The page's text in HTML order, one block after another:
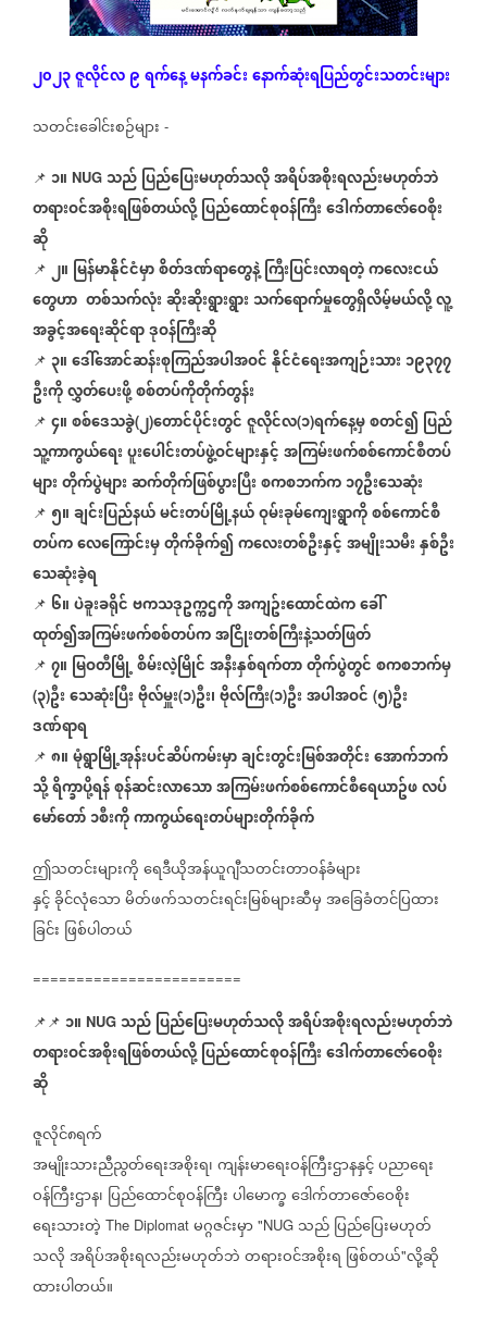
၂၀၂၃ဇူလိုင်လ၉ရက်နေ့မနက်ခင်းနောက်ဆုံးရပြည်တွင်းသတင်းများ
သတင်းခေါင်းစဉ်များ -
📌 ၁။ NUG သည်ပြည်ပြေးမဟုတ်သလိုအရိပ်အစိုးရလည်းမဟုတ်ဘဲ
တရားဝင်အစိုးရဖြစ်တယ်လို့ပြည်ထောင်စုဝန်ကြီးဒေါက်တာဇော်ဝေစိုး
ဆို
📌 ၂။ မြန်မာနိုင်ငံမှာစိတ်ဒဏ်ရာတွေနဲ့ကြီးပြင်းလာရတဲ့ကလေးငယ်
တွေဟာ တစ်သက်လုံးဆိုးဆိုးရွားရွားသက်ရောက်မှုတွေရှိလိမ့်မယ်လို့လူ့
အခွင့်အရေးဆိုင်ရာဒုဝန်ကြီးဆို
📌 ၃။ဒေါ်အောင်ဆန်းစုကြည်အပါအဝင်နိုင်ငံရေးအကျဉ်းသား၁၉၃၇၇
ဦးကိုလွှတ်ပေးဖို့စစ်တပ်ကိုတိုက်တွန်း
📌 ၄။စစ်ဒေသခွဲ(၂)တောင်ပိုင်းတွင်ဇူလိုင်လ(၁)ရက်နေ့မှစတင်၍ပြည်
သူ့ကာကွယ်ရေးပူးပေါင်းတပ်ဖွဲ့ဝင်များနှင့်အကြမ်းဖက်စစ်ကောင်စီတပ်
များတိုက်ပွဲများဆက်တိုက်ဖြစ်ပွားပြီးစကစဘက်က၁၇ဦးသေဆုံး
📌 ၅။ချင်းပြည်နယ်မင်းတပ်မြို့နယ်ဝုမ်းခုမ်ကျေးရွာကိုစစ်ကောင်စီ
တပ်ကလေကြောင်းမှတိုက်ခိုက်၍ကလေးတစ်ဦးနှင့်အမျိုးသမီးနှစ်ဦး
သေဆုံးခဲ့ရ
📌 ၆။ပဲခူးခရိုင်ဗကသဒုဥက္ကဌကိုအကျဥ်းထောင်ထဲကခေါ်
ထုတ်၍အကြမ်းဖက်စစ်တပ်ကအငြိုးတစ်ကြီးနဲ့သတ်ဖြတ်
📌 ၇။ မြဝတီမြို့စိမ်းလဲ့မြိုင်အနီးနှစ်ရက်တာတိုက်ပွဲတွင်စကစဘက်မှ
(၃)ဦးသေဆုံးပြီးဗိုလ်မှူး(၁)ဦး၊ဗိုလ်ကြီး(၁)ဦးအပါအဝင် (၅)ဦး
ဒဏ်ရာရ
📌 ၈။မုံရွာမြို့အုန်းပင်ဆိပ်ကမ်းမှာချင်းတွင်းမြစ်အတိုင်းအောက်ဘက်
သို့ရိက္ခာပို့ရန်စုန်ဆင်းလာသောအကြမ်းဖက်စစ်ကောင်စီရေယာဥ်ဖလပ်
မော်တော်၁စီးကိုကာကွယ်ရေးတပ်များတိုက်ခိုက်
ဤသတင်းများကိုရေဒီယိုအန်ယူဂျီသတင်းတာဝန်ခံများ
နှင့်ခိုင်လုံသောမိတ်ဖက်သတင်းရင်းမြစ်များဆီမှအခြေခံတင်ပြထား
ခြင်း ဖြစ်ပါတယ်
========================
📌📌 ၁။ NUG သည်ပြည်ပြေးမဟုတ်သလိုအရိပ်အစိုးရလည်းမဟုတ်ဘဲ
တရားဝင်အစိုးရဖြစ်တယ်လို့ပြည်ထောင်စုဝန်ကြီးဒေါက်တာဇော်ဝေစိုး
ဆို
ဇူလိုင်၈ရက်
အမျိုးသားညီညွတ်ရေးအစိုးရ၊ကျန်းမာရေးဝန်ကြီးဌာနနှင့်ပညာရေး
ဝန်ကြီးဌာန၊ ပြည်ထောင်စုဝန်ကြီးပါမောက္ခဒေါက်တာဇော်ဝေစိုး
ရေးသားတဲ့ The Diplomat မဂ္ဂဇင်းမှာ "NUG သည်ပြည်ပြေးမဟုတ်
သလိုအရိပ်အစိုးရလည်းမဟုတ်ဘဲတရားဝင်အစိုးရ ဖြစ်တယ်"လို့ဆို
ထားပါတယ်။